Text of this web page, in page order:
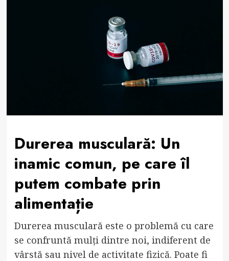
Durerea musculară: Un
inamic comun, pe care îl
putem combate prin
alimentație
Durerea musculară este o problemă cu care
se confruntă mulți dintre noi, indiferent de
vârstă sau nivel de activitate fizică. Poate fi